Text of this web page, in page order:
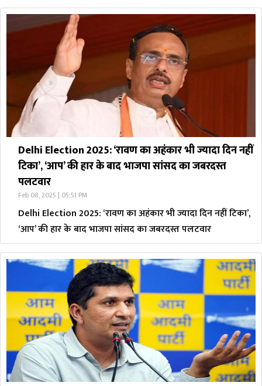
Delhi Election 2025: ‘रावण का अहंकार भी ज्यादा दिन नहीं
टिका’, ‘आप’ की हार के बाद भाजपा सांसद का जबरदस्त
पलटवार
Feb 08, 2025 | 05:51 PM
Delhi Election 2025: ‘रावण का अहंकार भी ज्यादा दिन नहीं टिका’,
‘आप’ की हार के बाद भाजपा सांसद का जबरदस्त पलटवार